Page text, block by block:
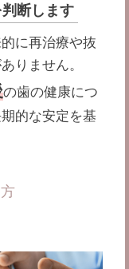
断します
に再治療や抜
りません。
の歯の健康につ
的な安定を基